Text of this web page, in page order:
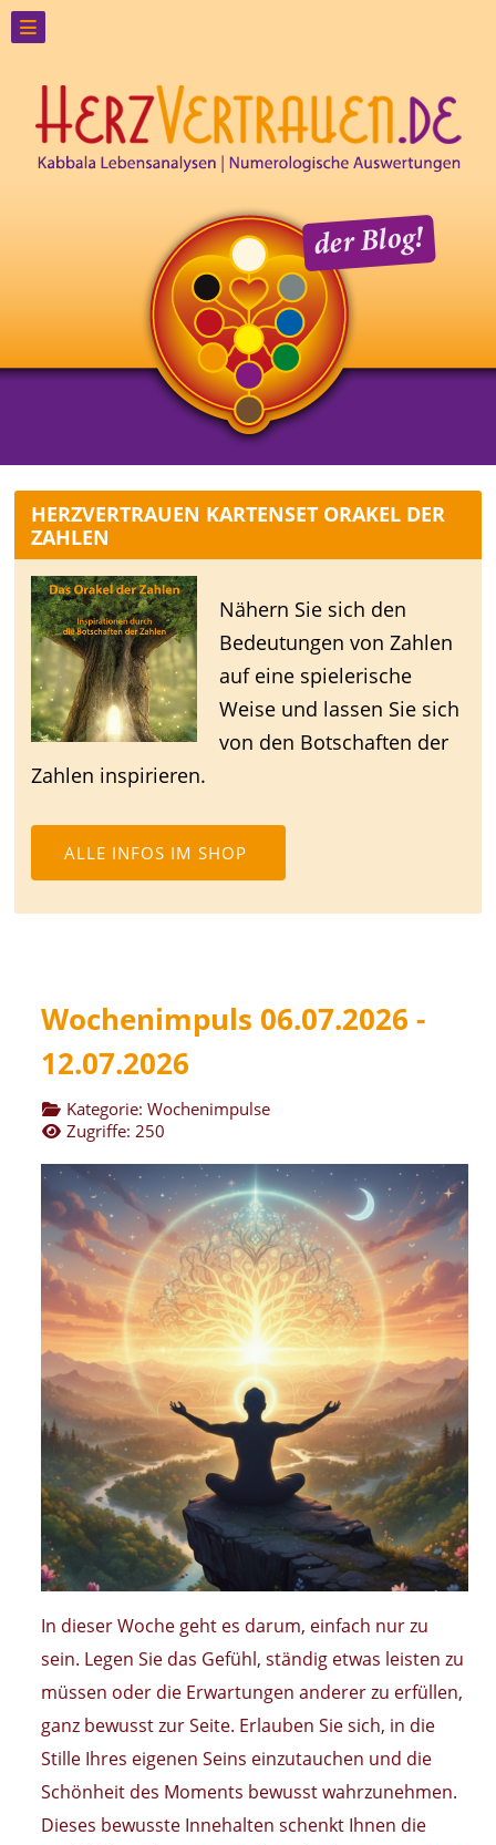
HERZVERTRAUEN KARTENSET ORAKEL DER
ZAHLEN
Nähern Sie sich den
Bedeutungen von Zahlen
auf eine spielerische
Weise und lassen Sie sich
von den Botschaften der
Zahlen inspirieren.
ALLE INFOS IM SHOP
Wochenimpuls 06.07.2026 -
12.07.2026
Kategorie: Wochenimpulse
Zugriffe: 250
In dieser Woche geht es darum, einfach nur zu
sein. Legen Sie das Gefühl, ständig etwas leisten zu
müssen oder die Erwartungen anderer zu erfüllen,
ganz bewusst zur Seite. Erlauben Sie sich, in die
Stille Ihres eigenen Seins einzutauchen und die
Schönheit des Moments bewusst wahrzunehmen.
Dieses bewusste Innehalten schenkt Ihnen die